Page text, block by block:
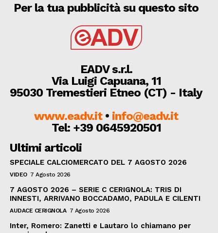
Per la tua pubblicità su questo sito
EADV s.r.l.
Via Luigi Capuana, 11
95030 Tremestieri Etneo (CT) - Italy
www.eadv.it• info@eadv.it
Tel: +39 0645920501
Ultimi articoli
SPECIALE CALCIOMERCATO DEL 7 AGOSTO 2026
VIDEO 7 Agosto 2026
7 AGOSTO 2026 – SERIE C CERIGNOLA: TRIS DI
INNESTI, ARRIVANO BOCCADAMO, PADULA E CILENTI
AUDACE CERIGNOLA 7 Agosto 2026
Inter, Romero: Zanetti e Lautaro lo chiamano per